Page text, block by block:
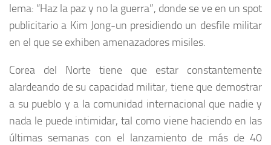
lema: “Haz la paz y no la guerra”, donde se ve en un spot
publicitario a Kim Jong-un presidiendo un desfile militar
en el que se exhiben amenazadores misiles.
Corea del Norte tiene que estar constantemente
alardeando de su capacidad militar, tiene que demostrar
a su pueblo y a la comunidad internacional que nadie y
nada le puede intimidar, tal como viene haciendo en las
últimas semanas con el lanzamiento de más de 40